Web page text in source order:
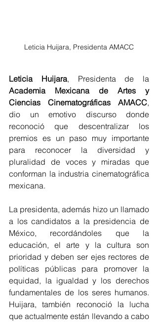
Leticia Huijara, Presidenta AMACC
Leticia Huijara, Presidenta de la
Academia Mexicana de Artes y
Ciencias Cinematográficas AMACC,
dio un emotivo discurso donde
reconoció que descentralizar los
premios es un paso muy importante
para reconocer la diversidad y
pluralidad de voces y miradas que
conforman la industria cinematográfica
mexicana.
La presidenta, además hizo un llamado
a los candidatos a la presidencia de
México, recordándoles que la
educación, el arte y la cultura son
prioridad y deben ser ejes rectores de
políticas públicas para promover la
equidad, la igualdad y los derechos
fundamentales de los seres humanos.
Huijara, también reconoció la lucha
que actualmente están llevando a cabo